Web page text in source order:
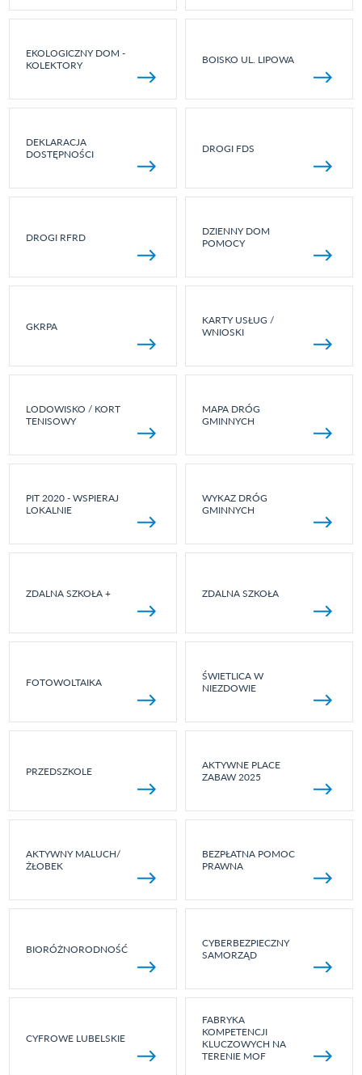
EKOLOGICZNY DOM -
KOLEKTORY
BOISKO UL. LIPOWA
DEKLARACJA
DOSTĘPNOŚCI
DROGI FDS
DROGI RFRD
DZIENNY DOM
POMOCY
GKRPA
KARTY USŁUG /
WNIOSKI
LODOWISKO / KORT
TENISOWY
MAPA DRÓG
GMINNYCH
PIT 2020 - WSPIERAJ
LOKALNIE
WYKAZ DRÓG
GMINNYCH
ZDALNA SZKOŁA + ZDALNA SZKOŁA
FOTOWOLTAIKA
ŚWIETLICA W
NIEZDOWIE
PRZEDSZKOLE
AKTYWNE PLACE
ZABAW 2025
AKTYWNY MALUCH/
ŻŁOBEK
BEZPŁATNA POMOC
PRAWNA
BIORÓŻNORODNOŚĆ
CYBERBEZPIECZNY
SAMORZĄD
CYFROWE LUBELSKIE
FABRYKA
KOMPETENCJI
KLUCZOWYCH NA
TERENIE MOF